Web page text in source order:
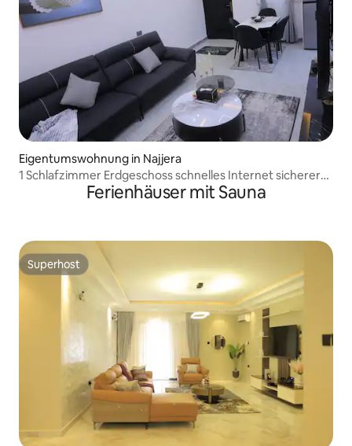
Eigentumswohnung in Najjera
1 Schlafzimmer Erdgeschoss schnelles Internet sicherer
Ferienhäuser mit Sauna
Superhost
Superhost